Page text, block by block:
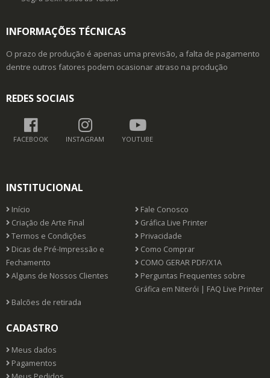
INFORMAÇÕES TÉCNICAS
O prazo de produção é apenas uma previsão, a falta de pagamento
dentre outros fatores podem ocasionar atraso na produção
REDES SOCIAIS
FACEBOOK INSTAGRAM YOUTUBE
INSTITUCIONAL
Início
Fale Conosco
Criação de Arte Final
Gráfica Live Printer
Termos e Condições
Privacidade
Dicas de Pré-Impressão e
Fechamento
Como Comprar
COMO GERAR PDF/X1A
Alguns de Nossos Clientes
Perguntas Frequentes sobre
Gráfica em Niterói | FAQ Live Printer
Balcões de retirada
CADASTRO
Meus dados
Pagamentos